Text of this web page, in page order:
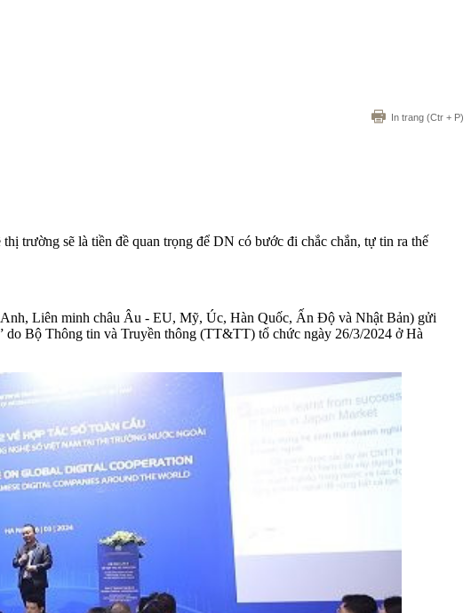
In trang (Ctr + P)
trường sẽ là tiền đề quan trọng để DN có bước đi chắc chắn, tự tin ra thế
Liên minh châu Âu - EU, Mỹ, Úc, Hàn Quốc, Ấn Độ và Nhật Bản) gửi
Bộ Thông tin và Truyền thông (TT&TT) tổ chức ngày 26/3/2024 ở Hà